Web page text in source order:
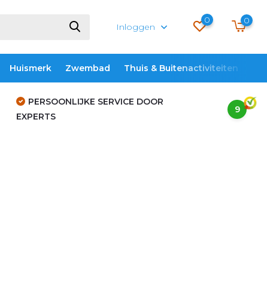
Inloggen
0 0
Huismerk Zwembad Thuis & Buitenactiviteiten
PERSOONLIJKE SERVICE DOOR
EXPERTS
9